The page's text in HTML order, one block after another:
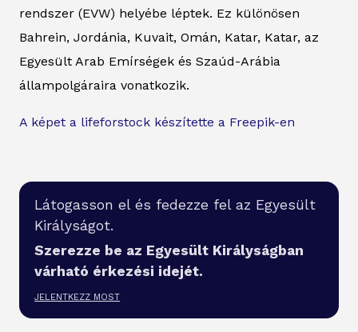
rendszer (EVW) helyébe léptek. Ez különösen
Bahrein, Jordánia, Kuvait, Omán, Katar, Katar, az
Egyesült Arab Emírségek és Szaúd-Arábia
állampolgáraira vonatkozik.
A képet a lifeforstock készítette a Freepik-en
Látogasson el és fedezze fel az Egyesült
Királyságot.
Szerezze be az Egyesült Királyságban
várható érkezési idejét.
JELENTKEZZ MOST